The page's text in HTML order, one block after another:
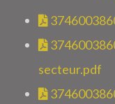
secteur.pdf